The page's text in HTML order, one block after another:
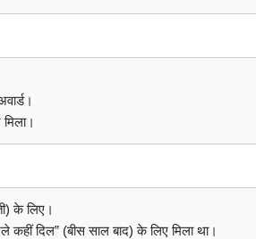
के लिए।
कहीं दिल” (बीस साल बाद) के लिए मिला था।